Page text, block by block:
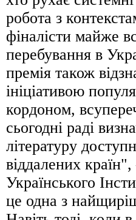
робота з
фіналісти майже
перебування в
премія також
ініціативою
кордоном,
сьогодні раді
літературу
віддалених
Українського
це одна з